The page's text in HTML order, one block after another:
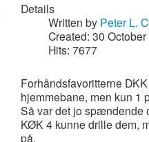
Details
Written by Peter L.
Created: 30
Hits: 7677
Forhåndsfavoritterne
hjemmebane, men kun 1
Så var det jo spændende
KØK 4 kunne drille dem,
på.